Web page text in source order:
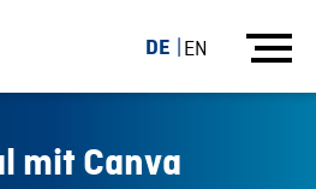
DE EN
mit Canva